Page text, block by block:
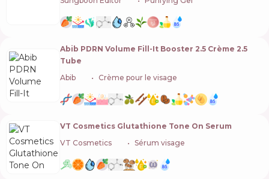
Abib PDRN Volume Fill-It Booster 2.5 Crème 2.5
Tube
Abib
Crème pour le visage
VT Cosmetics Glutathione Tone On Serum
VT Cosmetics
Sérum visage